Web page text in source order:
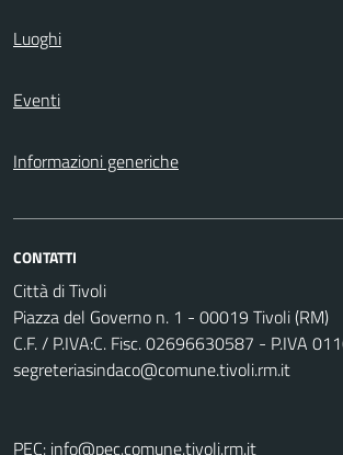
Luoghi
Eventi
Informazioni generiche
CONTATTI
Città di Tivoli
Piazza del Governo n. 1 - 00019 Tivoli (RM)
C.F. / P.IVA:C. Fisc. 02696630587 - P.IVA
segreteriasindaco@comune.tivoli.rm.it
PEC: info@pec.comune.tivoli.rm.it